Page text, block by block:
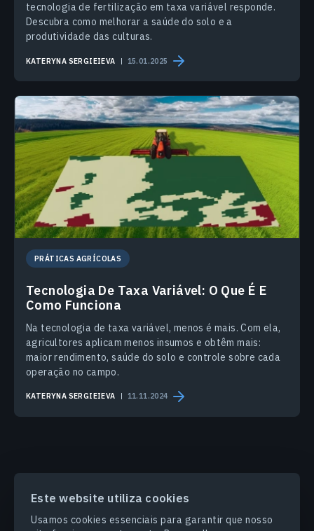
Este website utiliza cookies
Usamos cookies essenciais para garantir que nosso
tecnologia de fertilização em taxa variável responde.
Descubra como melhorar a saúde do solo e a
produtividade das culturas.
KATERYNA SERGIEIEVA 15.01.2025
PRÁTICAS AGRÍCOLAS
Tecnologia De Taxa Variável: O Que É E
Como Funciona
Na tecnologia de taxa variável, menos é mais. Com ela,
agricultores aplicam menos insumos e obtêm mais:
maior rendimento, saúde do solo e controle sobre cada
operação no campo.
KATERYNA SERGIEIEVA 11.11.2024
PRODUCTS & SOLUTIONS